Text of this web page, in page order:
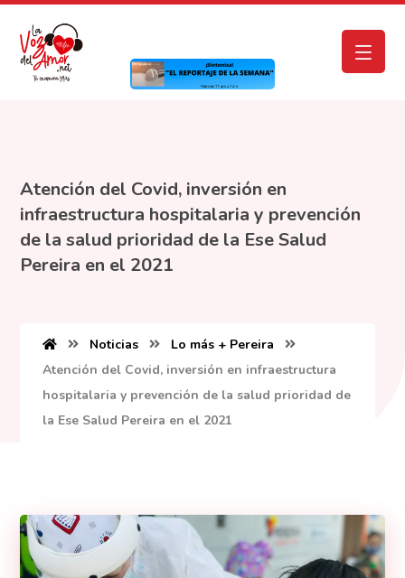
Atención del Covid, inversión en
infraestructura hospitalaria y prevención
de la salud prioridad de la Ese Salud
Pereira en el 2021
Noticias
Lo más + Pereira
Atención del Covid, inversión en infraestructura
hospitalaria y prevención de la salud prioridad de
la Ese Salud Pereira en el 2021